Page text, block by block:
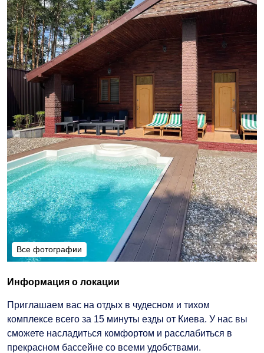
Все фотографии
Все фотографии
Информация о локации
Приглашаем вас на отдых в чудесном и тихом
комплексе всего за 15 минуты езды от Киева. У нас вы
сможете насладиться комфортом и расслабиться в
прекрасном бассейне со всеми удобствами.